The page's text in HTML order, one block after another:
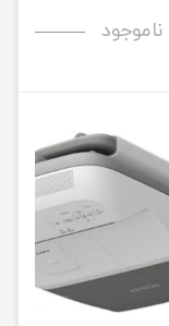
ناموجود